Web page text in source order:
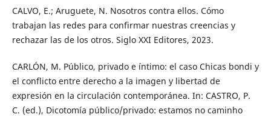
CALVO, E.; Aruguete, N. Nosotros contra ellos. Cómo
trabajan las redes para confirmar nuestras creencias y
rechazar las de los otros. Siglo XXI Editores, 2023.
CARLÓN, M. Público, privado e íntimo: el caso Chicas bondi y
el conflicto entre derecho a la imagen y libertad de
expresión en la circulación contemporánea. In: CASTRO, P.
C. (ed.), Dicotomía público/privado: estamos no caminho